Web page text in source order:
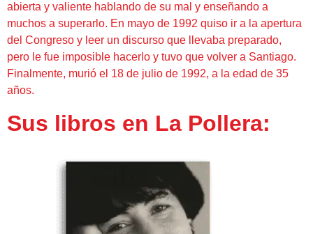
abierta y valiente hablando de su mal y enseñando a
muchos a superarlo. En mayo de 1992 quiso ir a la apertura
del Congreso y leer un discurso que llevaba preparado,
pero le fue imposible hacerlo y tuvo que volver a Santiago.
Finalmente, murió el 18 de julio de 1992, a la edad de 35
años.
Sus libros en La Pollera: